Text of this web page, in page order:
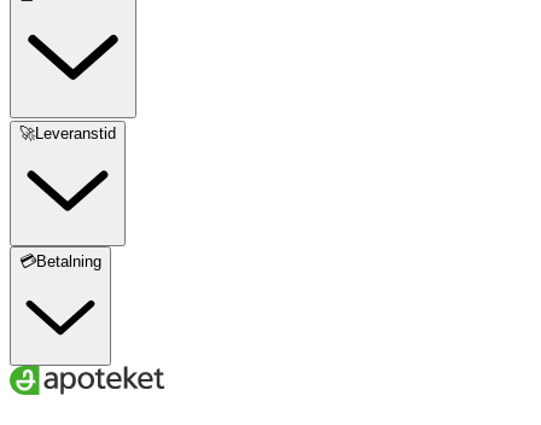
🚀Leveranstid
💳Betalning